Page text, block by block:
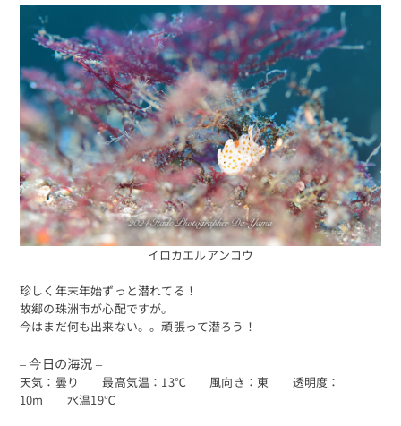
イロカエルアンコウ
珍しく年末年始ずっと潜れてる！
故郷の珠洲市が心配ですが。
今はまだ何も出来ない。。頑張って潜ろう！
– 今日の海況 –
天気：曇り 最高気温：13℃ 風向き：東 透明度：
10m 水温19℃